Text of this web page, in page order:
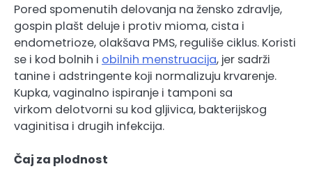
Pored spomenutih delovanja na žensko zdravlje,
gospin plašt deluje i protiv mioma, cista i
endometrioze, olakšava PMS, reguliše ciklus. Koristi
se i kod bolnih i obilnih menstruacija, jer sadrži
tanine i adstringente koji normalizuju krvarenje.
Kupka, vaginalno ispiranje i tamponi sa
virkom delotvorni su kod gljivica, bakterijskog
vaginitisa i drugih infekcija.
Čaj za plodnost